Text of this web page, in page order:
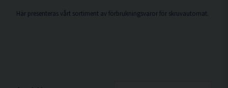
Här presenteras vårt sortiment av förbrukningsvaror för skruvautomat.